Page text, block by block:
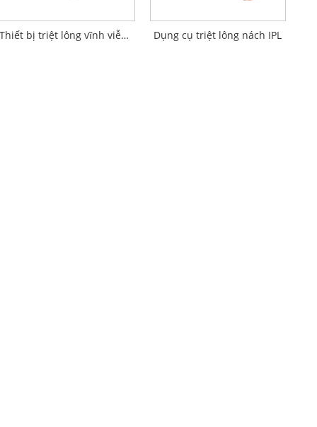
Thiết bị triệt lông vĩnh viễn liên tục Dụng cụ triệt lông nách IPL